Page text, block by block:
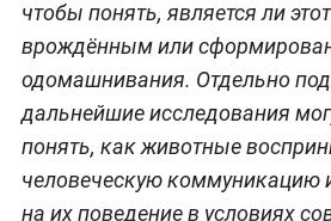
чтобы понять, является ли
врождённым или
одомашнивания. Отдельно
дальнейшие исследования
понять, как животные
человеческую коммуникацию
на их поведение в условиях